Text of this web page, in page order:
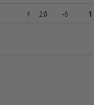
4 2:8 -6 1